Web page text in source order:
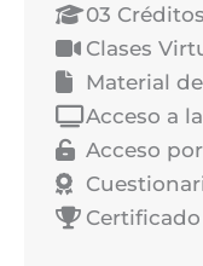
03 Créditos
Clases
Material
Acceso a
Acceso